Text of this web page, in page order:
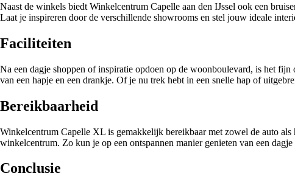
Naast de winkels biedt Winkelcentrum Capelle aan den IJssel ook een
Laat je inspireren door de verschillende showrooms en stel jouw ideale
Faciliteiten
Na een dagje shoppen of inspiratie opdoen op de woonboulevard, is het
van een hapje en een drankje. Of je nu trek hebt in een snelle hap of
Bereikbaarheid
Winkelcentrum Capelle XL is gemakkelijk bereikbaar met zowel de auto
winkelcentrum. Zo kun je op een ontspannen manier genieten van een
Conclusie